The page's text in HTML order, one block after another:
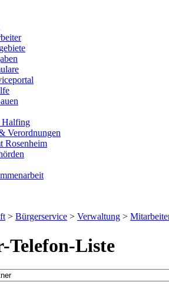
Halfing
Verordnungen
Rosenheim
> Bürgerservice > Verwaltung >
Liste